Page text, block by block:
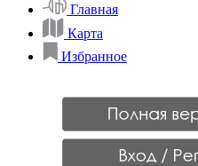
Главная
Карта
Избранное